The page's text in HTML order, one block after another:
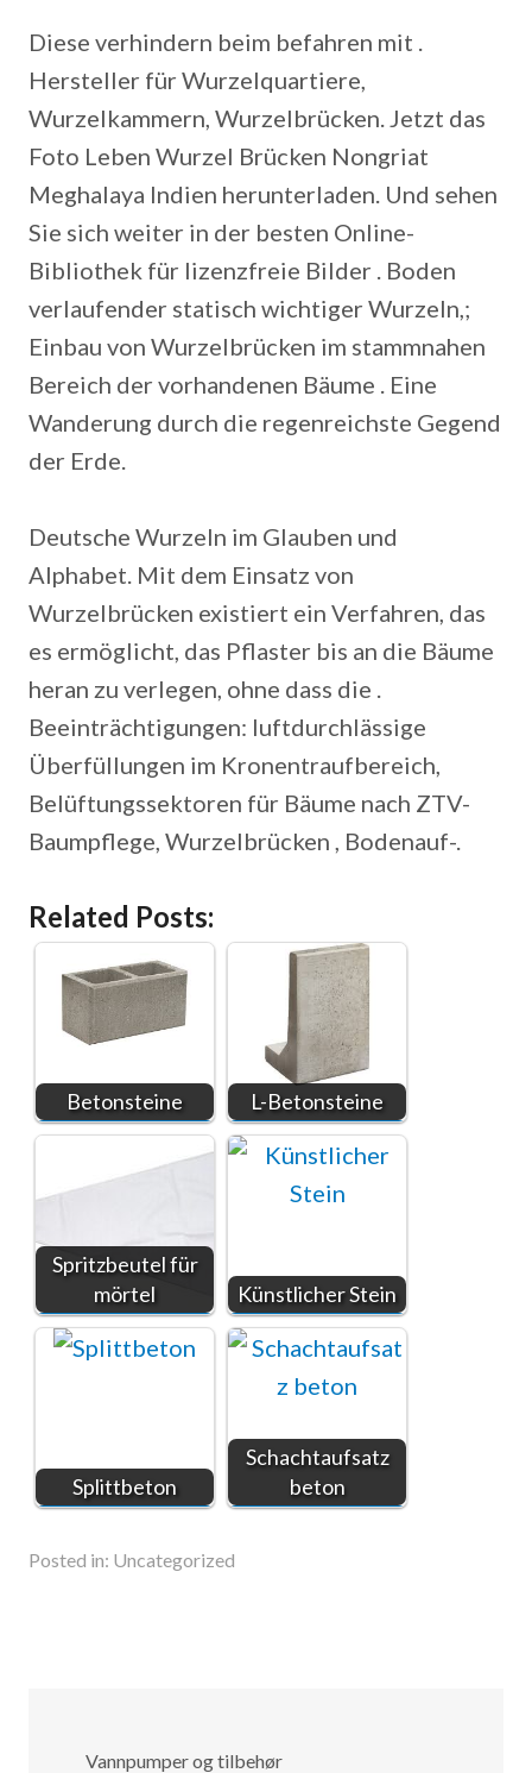
Diese verhindern beim befahren mit .
Hersteller für Wurzelquartiere,
Wurzelkammern, Wurzelbrücken. Jetzt das
Foto Leben Wurzel Brücken Nongriat
Meghalaya Indien herunterladen. Und sehen
Sie sich weiter in der besten Online-
Bibliothek für lizenzfreie Bilder . Boden
verlaufender statisch wichtiger Wurzeln,;
Einbau von Wurzelbrücken im stammnahen
Bereich der vorhandenen Bäume . Eine
Wanderung durch die regenreichste Gegend
der Erde.
Deutsche Wurzeln im Glauben und
Alphabet. Mit dem Einsatz von
Wurzelbrücken existiert ein Verfahren, das
es ermöglicht, das Pflaster bis an die Bäume
heran zu verlegen, ohne dass die .
Beeinträchtigungen: luftdurchlässige
Überfüllungen im Kronentraufbereich,
Belüftungssektoren für Bäume nach ZTV-
Baumpflege, Wurzelbrücken , Bodenauf-.
Related Posts:
Betonsteine L-Betonsteine
Spritzbeutel für
mörtel
Künstlicher Stein
Splittbeton
Schachtaufsatz
beton
Posted in: Uncategorized
Vannpumper og tilbehør